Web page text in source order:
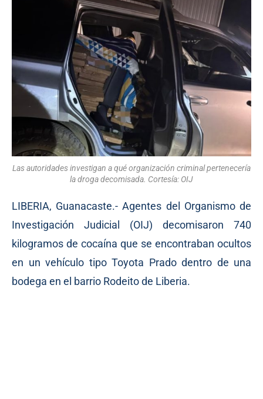
Las autoridades investigan a qué organización criminal pertenecería
la droga decomisada. Cortesía: OIJ
LIBERIA, Guanacaste.- Agentes del Organismo de
Investigación Judicial (OIJ) decomisaron 740
kilogramos de cocaína que se encontraban ocultos
en un vehículo tipo Toyota Prado dentro de una
bodega en el barrio Rodeito de Liberia.